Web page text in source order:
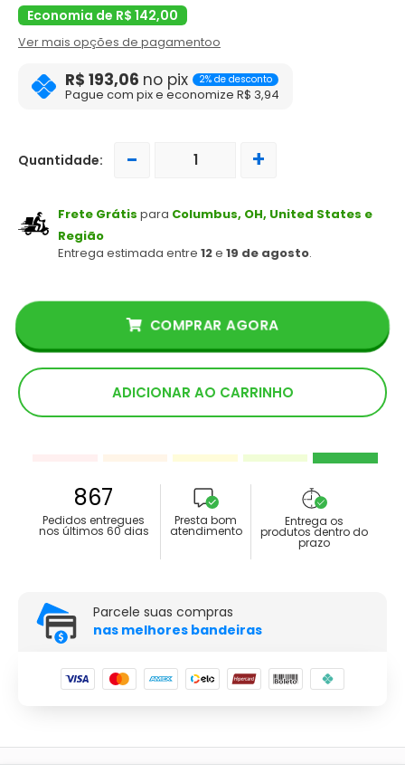
Economia de R$ 142,00
Ver mais opções de pagamentoo
R$ 193,06 no pix 2% de desconto
Pague com pix e economize R$ 3,94
Quantidade: - +
Frete Grátis para Columbus, OH, United States e
Região
Entrega estimada entre 12e 19 de agosto.
ADICIONAR AO CARRINHO
COMPRAR AGORA
867
Pedidos entregues
nos últimos 60 dias
Presta bom
atendimento
Entrega os
produtos dentro do
prazo
Parcele suas compras
nas melhores bandeiras